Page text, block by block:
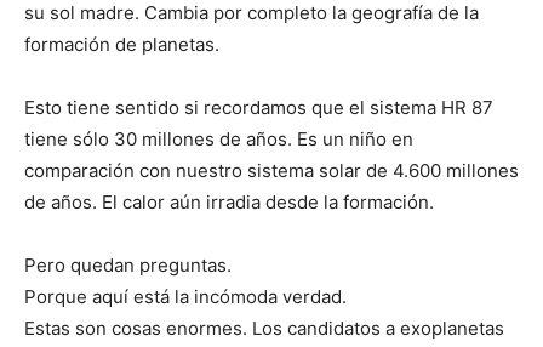
su sol madre. Cambia por completo la geografía de la
formación de planetas.
Esto tiene sentido si recordamos que el sistema HR 87
tiene sólo 30 millones de años. Es un niño en
comparación con nuestro sistema solar de 4.600 millones
de años. El calor aún irradia desde la formación.
Pero quedan preguntas.
Porque aquí está la incómoda verdad.
Estas son cosas enormes. Los candidatos a exoplanetas